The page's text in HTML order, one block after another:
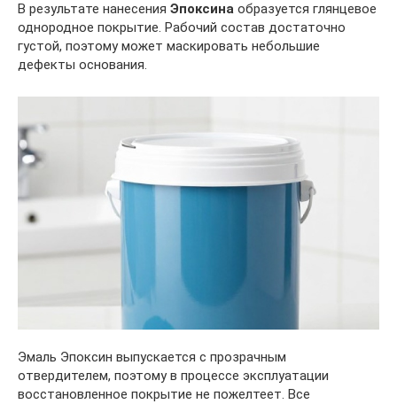
В результате нанесения Эпоксина образуется глянцевое
однородное покрытие. Рабочий состав достаточно
густой, поэтому может маскировать небольшие
дефекты основания.
Эмаль Эпоксин выпускается с прозрачным
отвердителем, поэтому в процессе эксплуатации
восстановленное покрытие не пожелтеет. Все